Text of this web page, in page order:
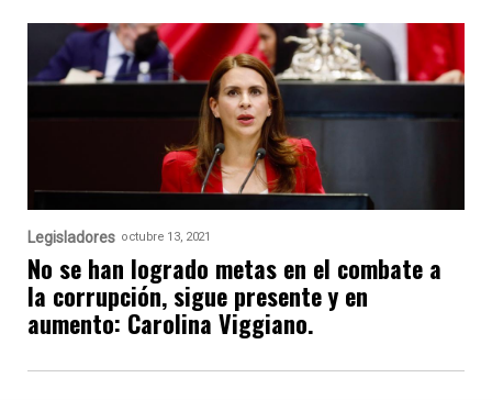
Legisladores octubre 13, 2021
No se han logrado metas en el combate a
la corrupción, sigue presente y en
aumento: Carolina Viggiano.